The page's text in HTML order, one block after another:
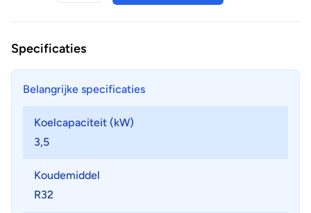
Specificaties
Belangrijke specificaties
Koelcapaciteit (kW)
3,5
Koudemiddel
R32